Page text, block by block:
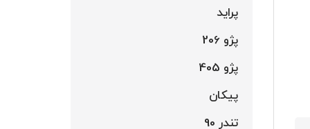
پراید
پژو 206
پژو 405
پیکان
تندر 90